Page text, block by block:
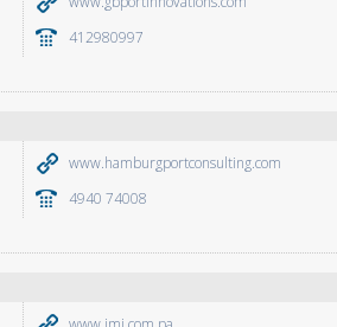
412980997
www.hamburgportconsulting.com
4940 74008